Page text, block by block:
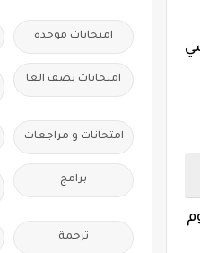
امتحانات موحدة
امتحانات نصف العا
امتحانات و مراجعات
برامج
ترجمة